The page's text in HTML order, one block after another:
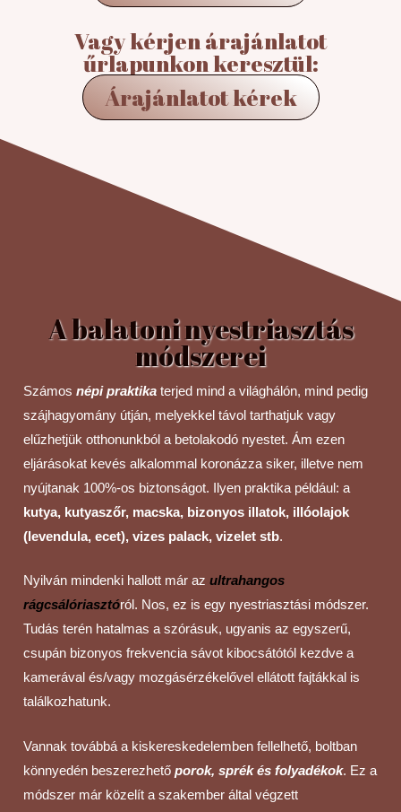
Vagy kérjen árajánlatot
űrlapunkon keresztül:
Árajánlatot kérek
A balatoni nyestriasztás
módszerei
Számos népi praktika terjed mind a világhálón, mind pedig
szájhagyomány útján, melyekkel távol tarthatjuk vagy
elűzhetjük otthonunkból a betolakodó nyestet. Ám ezen
eljárásokat kevés alkalommal koronázza siker, illetve nem
nyújtanak 100%-os biztonságot. Ilyen praktika például: a
kutya, kutyaszőr, macska, bizonyos illatok, illóolajok
(levendula, ecet), vizes palack, vizelet stb.
Nyilván mindenki hallott már az ultrahangos
rágcsálóriasztóról. Nos, ez is egy nyestriasztási módszer.
Tudás terén hatalmas a szórásuk, ugyanis az egyszerű,
csupán bizonyos frekvencia sávot kibocsátótól kezdve a
kamerával és/vagy mozgásérzékelővel ellátott fajtákkal is
találkozhatunk.
Vannak továbbá a kiskereskedelemben fellelhető, boltban
könnyedén beszerezhető porok, sprék és folyadékok. Ez a
módszer már közelít a szakember által végzett